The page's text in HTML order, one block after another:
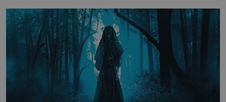
lokality vykazují nápadně podobná svědectví po
celé generace. A právě tato opakující se svědectví